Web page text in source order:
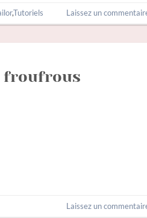
,Tutoriels Laissez un
froufrous
Laissez un